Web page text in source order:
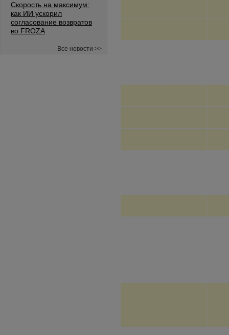
Скорость на максимум:
как ИИ ускорил
согласование возвратов
во FROZA
Все новости >>